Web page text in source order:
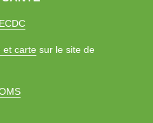
ECDC
et carte sur le site de